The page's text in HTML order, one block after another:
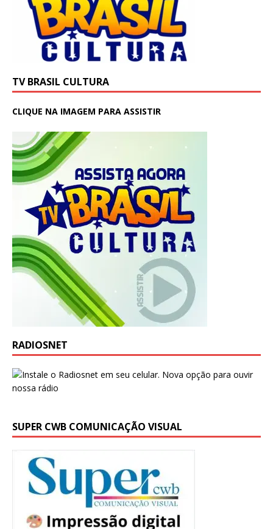
TV BRASIL CULTURA
CLIQUE NA IMAGEM PARA ASSISTIR
RADIOSNET
SUPER CWB COMUNICAÇÃO VISUAL